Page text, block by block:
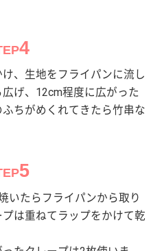
4
、生地をフライパンに流し
げ、12cm程度に広がった
ちがめくれてきたら竹串な
5
いたらフライパンから取り
は重ねてラップをかけて乾